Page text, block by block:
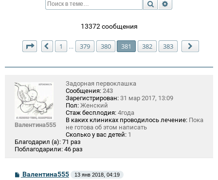
Поиск
13372 сообщения
Страница 381 из383
Пред.
1 … 379 380 381 382 383
Валентина555
Задорная первоклашка
Сообщения: 243
Зарегистрирован: 31 мар 2017, 13:09
Пол: Женский
Стаж бесплодия: 4года
В каких клиниках проводилось лечение: Пока
не готова об этом написать
Сколько у вас детей: 1
Благодарил (а): 71 раз
Поблагодарили: 46 раз
СВалентина555 13 янв 2018, 04:19